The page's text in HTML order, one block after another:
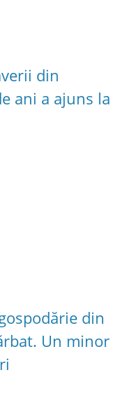
din
ani a ajuns la
din
Un minor